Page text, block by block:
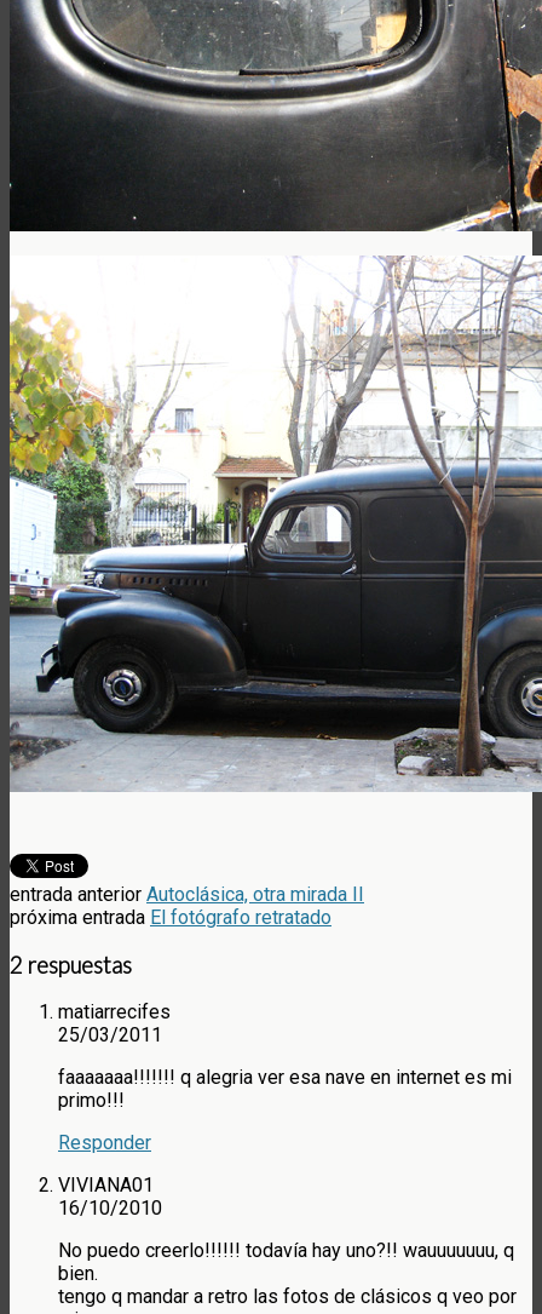
entrada anterior Autoclásica, otra mirada II
próxima entrada El fotógrafo retratado
2 respuestas
matiarrecifes
25/03/2011
faaaaaaa!!!!!!! q alegria ver esa nave en internet es mi
primo!!!
Responder
VIVIANA01
16/10/2010
No puedo creerlo!!!!!! todavía hay uno?!! wauuuuuuu, q
bien.
tengo q mandar a retro las fotos de clásicos q veo por